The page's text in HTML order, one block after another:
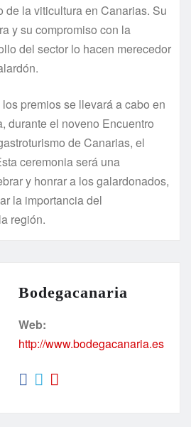
de la viticultura en Canarias. Su
y su compromiso con la
del sector lo hacen merecedor
premios se llevará a cabo en
durante el noveno Encuentro
de Canarias, el
ceremonia será una
y honrar a los galardonados,
la importancia del
región.
Bodegacanaria
Web:
http://www.bodegacanaria.es